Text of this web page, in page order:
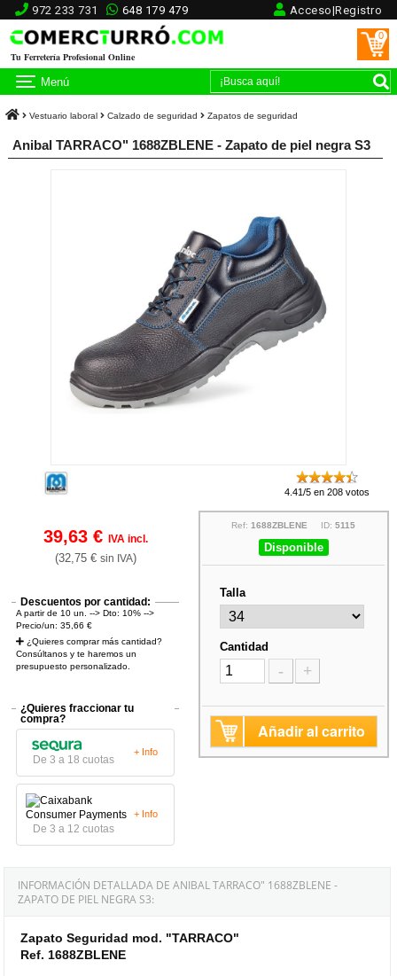
972 233 731 648 179 479 Acceso|Registro
Tu Ferretería Profesional Online
0
Menú
Vestuario laboral Calzado de seguridad Zapatos de seguridad
Anibal TARRACO" 1688ZBLENE - Zapato de piel negra S3
4.41/5 en 208 votos
39,63 € IVA incl.
(32,75 € sin IVA)
Descuentos por cantidad:
A partir de 10 un. --> Dto: 10% -->
Precio/un: 35,66 €
¿Quieres comprar más cantidad?
Consúltanos y te haremos un
presupuesto personalizado.
¿Quieres fraccionar tu
compra?
De 3 a 18 cuotas
+ Info
De 3 a 12 cuotas
+ Info
Ref:1688ZBLENE ID:5115
Disponible
Talla
Cantidad
- +
Añadir al carrito
INFORMACIÓN DETALLADA DE ANIBAL TARRACO" 1688ZBLENE -
ZAPATO DE PIEL NEGRA S3:
Zapato Seguridad mod. "TARRACO"
Ref. 1688ZBLENE